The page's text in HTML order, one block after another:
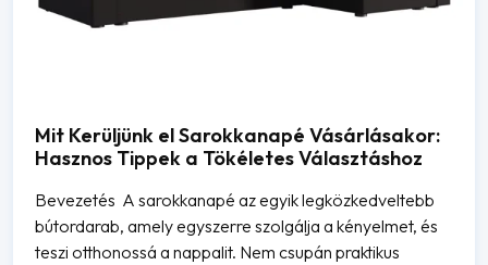
Mit Kerüljünk el Sarokkanapé Vásárlásakor:
Hasznos Tippek a Tökéletes Választáshoz
Bevezetés A sarokkanapé az egyik legközkedveltebb
bútordarab, amely egyszerre szolgálja a kényelmet, és
teszi otthonossá a nappalit. Nem csupán praktikus